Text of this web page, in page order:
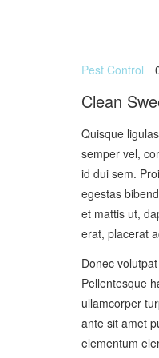
Pest Control
Clean
Quisque
semper vel,
id dui sem.
egestas
et mattis ut,
erat, placerat
Donec
Pellentesque
ullamcorper
ante sit amet
elementum